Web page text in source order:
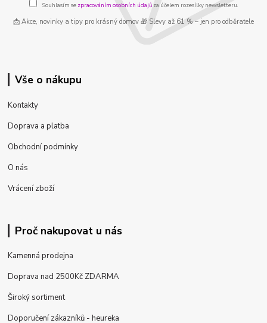
Souhlasím se zpracováním osobních údajůza účelem rozesílky newsletteru.
📩 Akce, novinky a tipy pro krásný domov 🎁 Slevy až 61 % – jen pro odběratele
Vše o nákupu
Kontakty
Doprava a platba
Obchodní podmínky
O nás
Vrácení zboží
Proč nakupovat u nás
Kamenná prodejna
Doprava nad 2500Kč ZDARMA
Široký sortiment
Doporučení zákazníků - heureka